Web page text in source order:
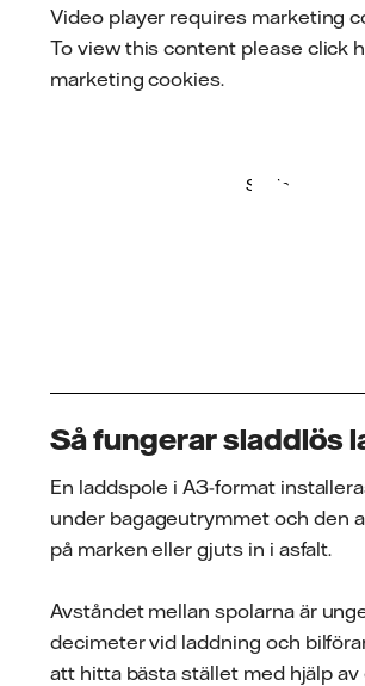
Video player requires marketing
To view this content please click
marketing cookies.
Spela
Så fungerar sladdlös
En laddspole i A3-format
under bagageutrymmet och den
på marken eller gjuts in i asfalt.
Avståndet mellan spolarna är
decimeter vid laddning och
att hitta bästa stället med hjälp av